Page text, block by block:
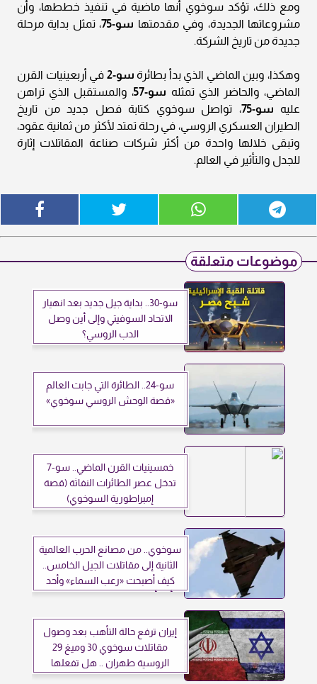
ومع ذلك، تؤكد سوخوي أنها ماضية في تنفيذ خططها، وأن
مشروعاتها الجديدة، وفي مقدمتها سو-75
، تمثل بداية مرحلة
جديدة من تاريخ الشركة.
وهكذا، وبين الماضي الذي بدأ بطائرة سو-2
في أربعينيات القرن
الماضي، والحاضر الذي تمثله سو-57
، والمستقبل الذي تراهن
عليه سو-75
، تواصل سوخوي كتابة فصل جديد من تاريخ
الطيران العسكري الروسي، في رحلة تمتد لأكثر من ثمانية عقود،
وتبقى خلالها واحدة من أكثر شركات صناعة المقاتلات إثارة
للجدل والتأثير في العالم.
موضوعات متعلقة
سو-30.. بداية جيل جديد بعد انهيار
الاتحاد السوفيتي وإلى أين وصل
الدب الروسي؟
سو-24.. الطائرة التي جابت العالم
«قصة الوحش الروسي سوخوي»
خمسينيات القرن الماضي.. سو-7
تدخل عصر الطائرات النفاثة (قصة
إمبراطورية السوخوي)
سوخوي.. من مصانع الحرب العالمية
الثانية إلى مقاتلات الجيل الخامس..
كيف أصبحت «رعب السماء» وأحد
إيران ترفع حالة التأهب بعد وصول
مقاتلات سوخوي 30 وميغ 29
الروسية طهران .. هل تفعلها